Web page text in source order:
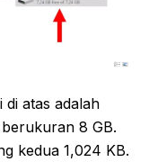
di atas adalah
8 GB.
kedua 1,024 KB.